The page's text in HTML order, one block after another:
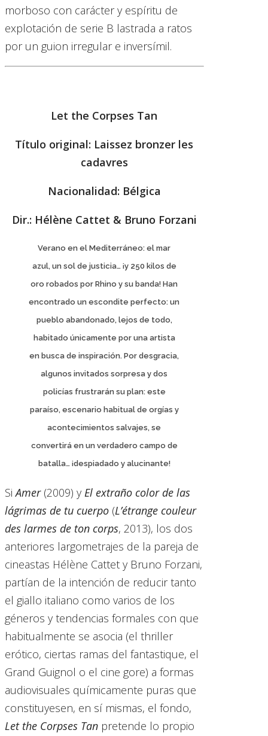
morboso con carácter y espíritu de
explotación de serie B lastrada a ratos
por un guion irregular e inversímil.
Let the Corpses Tan
Título original: Laissez bronzer les
cadavres
Nacionalidad: Bélgica
Dir.: Hélène Cattet & Bruno Forzani
Verano en el Mediterráneo: el mar
azul, un sol de justicia… ¡y 250 kilos de
oro robados por Rhino y su banda! Han
encontrado un escondite perfecto: un
pueblo abandonado, lejos de todo,
habitado únicamente por una artista
en busca de inspiración. Por desgracia,
algunos invitados sorpresa y dos
policías frustrarán su plan: este
paraíso, escenario habitual de orgías y
acontecimientos salvajes, se
convertirá en un verdadero campo de
batalla… ¡despiadado y alucinante!
SiAmer(2009) y El extraño color de las
lágrimas de tu cuerpo (L’étrange couleur
des larmes de ton corps, 2013), los dos
anteriores largometrajes de la pareja de
cineastas Hélène Cattet y Bruno Forzani,
partían de la intención de reducir tanto
el giallo italiano como varios de los
géneros y tendencias formales con que
habitualmente se asocia (el thriller
erótico, ciertas ramas del fantastique, el
Grand Guignol o el cine gore) a formas
audiovisuales químicamente puras que
constituyesen, en sí mismas, el fondo,
Let the Corpses Tan pretende lo propio